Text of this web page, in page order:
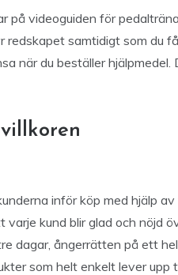
på videoguiden för
redskapet samtidigt som du
när du beställer
inför köp med hjälp
varje kund blir glad och nöjd
dagar, ångerrätten på ett
som helt enkelt lever